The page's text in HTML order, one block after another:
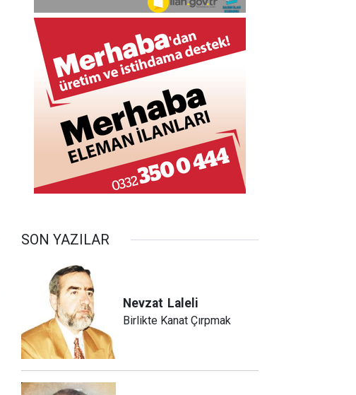
SON YAZILAR
Nevzat Laleli
Birlikte Kanat Çırpmak